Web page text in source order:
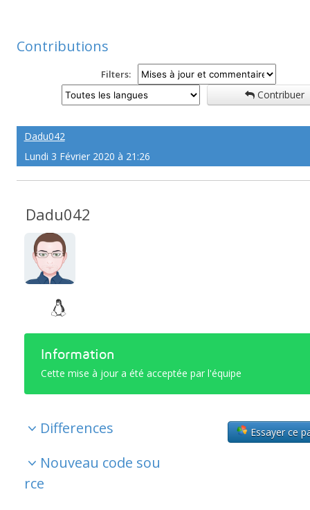
Contributions
Filters:
Contribuer
Dadu042
Lundi 3 Février 2020 à 21:26
Dadu042
Information
Cette mise à jour a été acceptée par l'équipe
Essayer ce
Differences
Nouveau code sou
rce